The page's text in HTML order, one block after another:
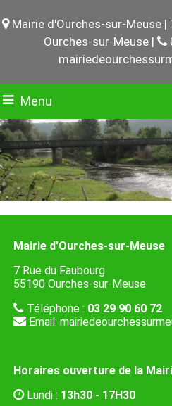
Mairie d'Ourches-sur-Meuse |
Ourches-sur-Meuse |
Menu
Mairie d'Ourches-sur-Meuse
7 Rue du Faubourg
55190 Ourches-sur-Meuse
Téléphone : 03 29 90 60 72
Email:
Horaires ouverture de la
Lundi : 13h30 - 17H30